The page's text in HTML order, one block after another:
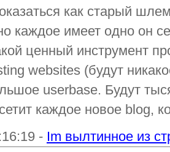
как старый
каждое имеет одно он
ценный инструмент
websites (будут
userbase. Будут
каждое новое blog,
- Im вылтинное из